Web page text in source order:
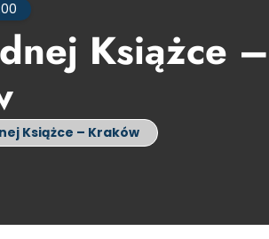
Książce –
Książce – Kraków